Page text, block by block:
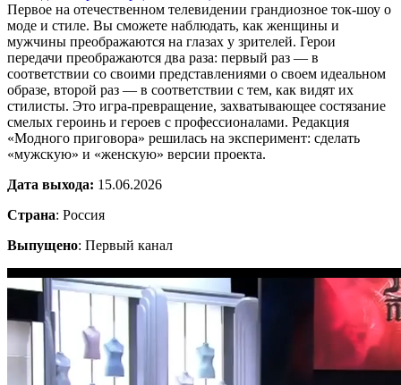
Первое на отечественном телевидении грандиозное ток-шоу о
моде и стиле. Вы сможете наблюдать, как женщины и
мужчины преображаются на глазах у зрителей. Герои
передачи преображаются два раза: первый раз — в
соответствии со своими представлениями о своем идеальном
образе, второй раз — в соответствии с тем, как видят их
стилисты. Это игра-превращение, захватывающее состязание
смелых героинь и героев с профессионалами. Редакция
«Модного приговора» решилась на эксперимент: сделать
«мужскую» и «женскую» версии проекта.
Дата выхода: 15.06.2026
Страна: Россия
Выпущено: Первый канал